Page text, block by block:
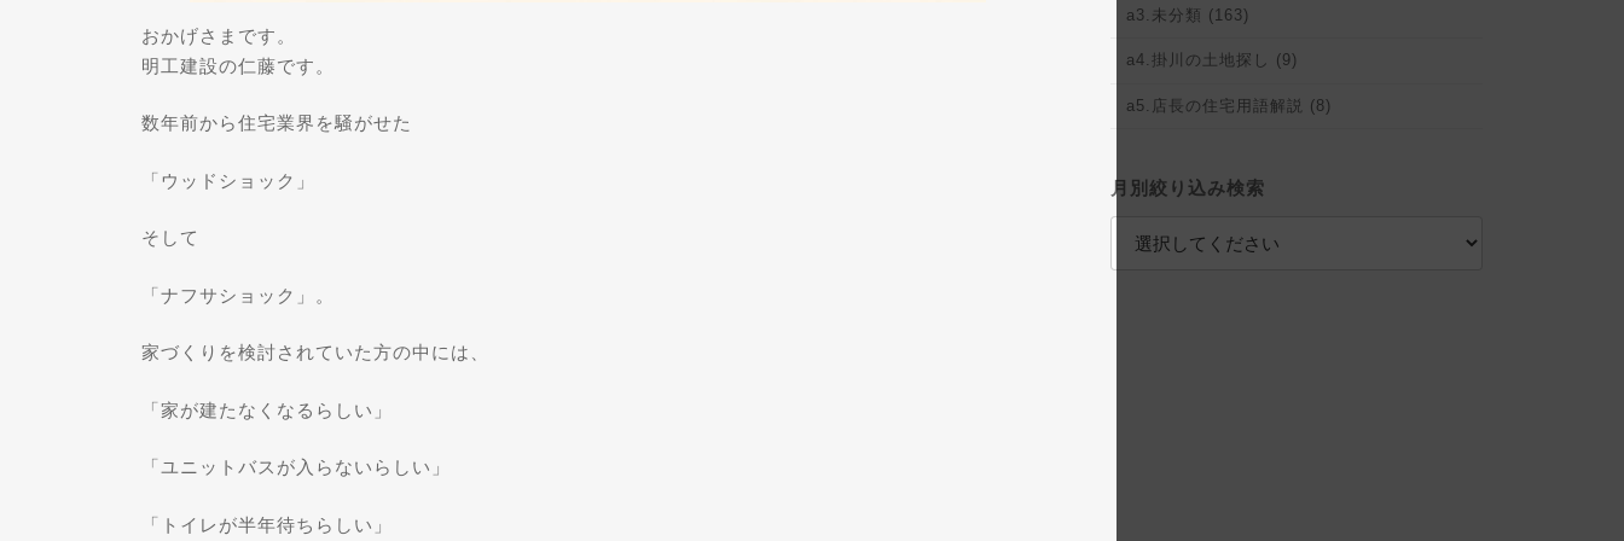
おかげさまです。
明工建設の仁藤です。
数年前から住宅業界を騒がせた
「ウッドショック」
そして
「ナフサショック」。
家づくりを検討されていた方の中には、
「家が建たなくなるらしい」
「ユニットバスが入らないらしい」
「トイレが半年待ちらしい」
a3.未分類 (163)
a4.掛川の土地探し (9)
a5.店長の住宅用語解説 (8)
月別絞り込み検索